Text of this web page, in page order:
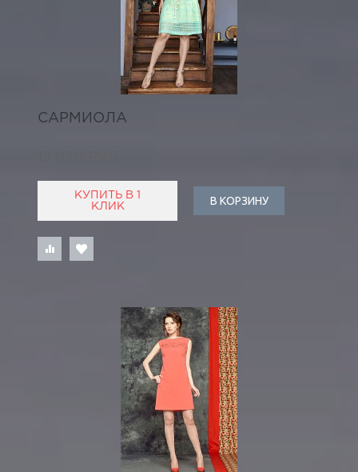
САРМИОЛА
КУПИТЬ В 1
КЛИК
В КОРЗИНУ